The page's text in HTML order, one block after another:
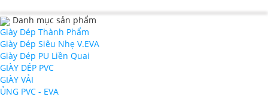
Danh mục sản phẩm
Giày Dép Thành Phẩm
Giày Dép Siêu Nhẹ V.EVA
Giày Dép PU Liền Quai
GIÀY DÉP PVC
GIÀY VẢI
ỦNG PVC - EVA